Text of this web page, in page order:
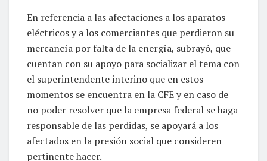
En referencia a las afectaciones a los aparatos
eléctricos y a los comerciantes que perdieron su
mercancía por falta de la energía, subrayó, que
cuentan con su apoyo para socializar el tema con
el superintendente interino que en estos
momentos se encuentra en la CFE y en caso de
no poder resolver que la empresa federal se haga
responsable de las perdidas, se apoyará a los
afectados en la presión social que consideren
pertinente hacer.